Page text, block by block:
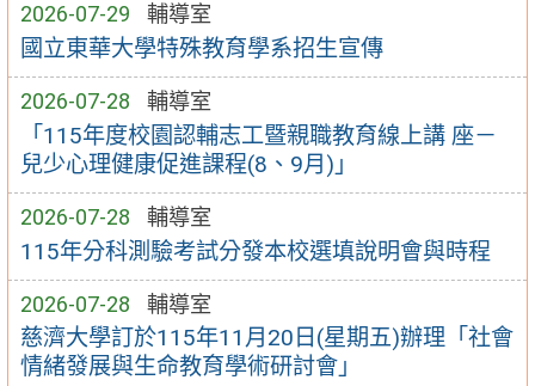
2026-07-29 輔導室
國立東華大學特殊教育學系招生宣傳
2026-07-28 輔導室
「115年度校園認輔志工暨親職教育線上講 座－
兒少心理健康促進課程(8、9月)」
2026-07-28 輔導室
115年分科測驗考試分發本校選填說明會與時程
2026-07-28 輔導室
慈濟大學訂於115年11月20日(星期五)辦理「社會
情緒發展與生命教育學術研討會」